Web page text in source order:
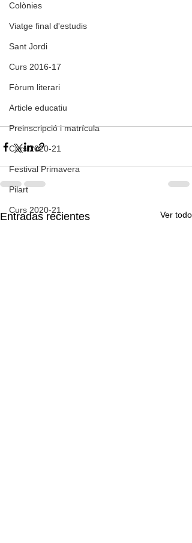
Colònies
Viatge final d'estudis
Sant Jordi
Curs 2016-17
Fòrum literari
Article educatiu
Preinscripció i matrícula
Curs 2020-21
Festival Primavera
Pilart
Curs 2020-21
Entradas recientes Ver todo